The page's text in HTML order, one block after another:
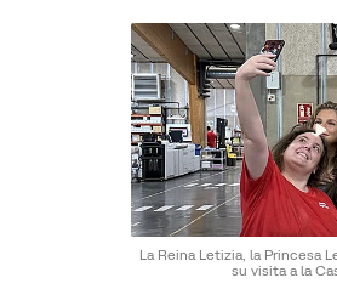
La Reina Letizia, la Princesa
su visita a la